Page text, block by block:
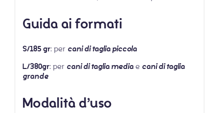
Guida ai formati
S/185 gr: per cani di taglia piccola
L/380gr: per cani di taglia mediae cani di taglia
grande
Modalità d’uso